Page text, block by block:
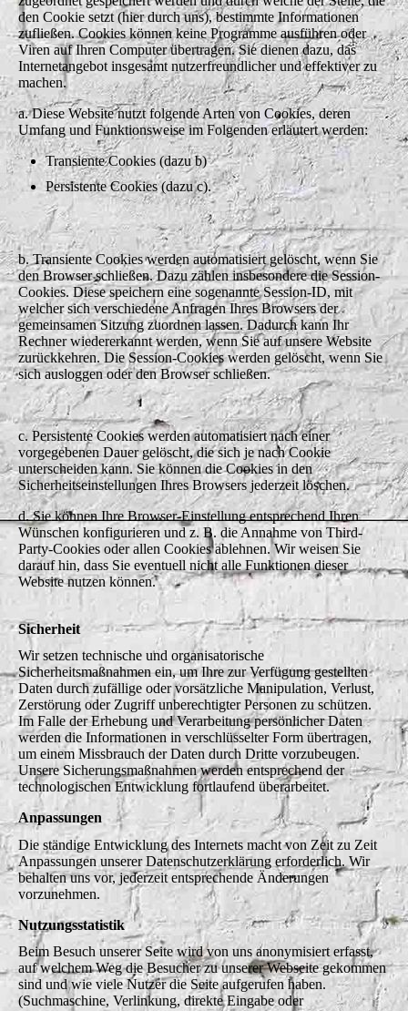
den Cookie setzt (hier durch uns), bestimmte Informationen
zufließen. Cookies können keine Programme ausführen oder
Viren auf Ihren Computer übertragen. Sie dienen dazu, das
Internetangebot insgesamt nutzerfreundlicher und effektiver zu
machen.
a. Diese Website nutzt folgende Arten von Cookies, deren
Umfang und Funktionsweise im Folgenden erläutert werden:
Transiente Cookies (dazu b)
Persistente Cookies (dazu c).
b. Transiente Cookies werden automatisiert gelöscht, wenn Sie
den Browser schließen. Dazu zählen insbesondere die Session-
Cookies. Diese speichern eine sogenannte Session-ID, mit
welcher sich verschiedene Anfragen Ihres Browsers der
gemeinsamen Sitzung zuordnen lassen. Dadurch kann Ihr
Rechner wiedererkannt werden, wenn Sie auf unsere Website
zurückkehren. Die Session-Cookies werden gelöscht, wenn Sie
sich ausloggen oder den Browser schließen.
c. Persistente Cookies werden automatisiert nach einer
vorgegebenen Dauer gelöscht, die sich je nach Cookie
unterscheiden kann. Sie können die Cookies in den
Sicherheitseinstellungen Ihres Browsers jederzeit löschen.
d. Sie können Ihre Browser-Einstellung entsprechend Ihren
Wünschen konfigurieren und z. B. die Annahme von Third-
Party-Cookies oder allen Cookies ablehnen. Wir weisen Sie
darauf hin, dass Sie eventuell nicht alle Funktionen dieser
Website nutzen können.
Sicherheit
Wir setzen technische und organisatorische
Sicherheitsmaßnahmen ein, um Ihre zur Verfügung gestellten
Daten durch zufällige oder vorsätzliche Manipulation, Verlust,
Zerstörung oder Zugriff unberechtigter Personen zu schützen.
Im Falle der Erhebung und Verarbeitung persönlicher Daten
werden die Informationen in verschlüsselter Form übertragen,
um einem Missbrauch der Daten durch Dritte vorzubeugen.
Unsere Sicherungsmaßnahmen werden entsprechend der
technologischen Entwicklung fortlaufend überarbeitet.
Anpassungen
Die ständige Entwicklung des Internets macht von Zeit zu Zeit
Anpassungen unserer Datenschutzerklärung erforderlich. Wir
behalten uns vor, jederzeit entsprechende Änderungen
vorzunehmen.
Nutzungsstatistik
Beim Besuch unserer Seite wird von uns anonymisiert erfasst,
auf welchem Weg die Besucher zu unserer Webseite gekommen
sind und wie viele Nutzer die Seite aufgerufen haben.
(Suchmaschine, Verlinkung, direkte Eingabe oder